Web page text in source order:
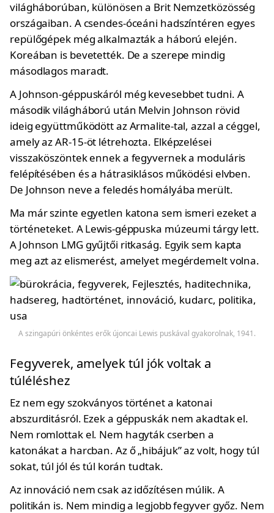
világháborúban, különösen a Brit Nemzetközösség
országaiban. A csendes-óceáni hadszíntéren egyes
repülőgépek még alkalmazták a háború elején.
Koreában is bevetették. De a szerepe mindig
másodlagos maradt.
A Johnson-géppuskáról még kevesebbet tudni. A
második világháború után Melvin Johnson rövid
ideig együttműködött az Armalite-tal, azzal a céggel,
amely az AR-15-öt létrehozta. Elképzelései
visszaköszöntek ennek a fegyvernek a moduláris
felépítésében és a hátrasiklásos működési elvben.
De Johnson neve a feledés homályába merült.
Ma már szinte egyetlen katona sem ismeri ezeket a
történeteket. A Lewis-géppuska múzeumi tárgy lett.
A Johnson LMG gyűjtői ritkaság. Egyik sem kapta
meg azt az elismerést, amelyet megérdemelt volna.
A szingapúri önkéntes erők újoncai Lewis puskával gyakorolnak, 1941.
Fegyverek, amelyek túl jók voltak a
túléléshez
Ez nem egy szokványos történet a katonai
abszurditásról. Ezek a géppuskák nem akadtak el.
Nem romlottak el. Nem hagyták cserben a
katonákat a harcban. Az ő „hibájuk” az volt, hogy túl
sokat, túl jól és túl korán tudtak.
Az innováció nem csak az időzítésen múlik. A
politikán is. Nem mindig a legjobb fegyver győz. Nem